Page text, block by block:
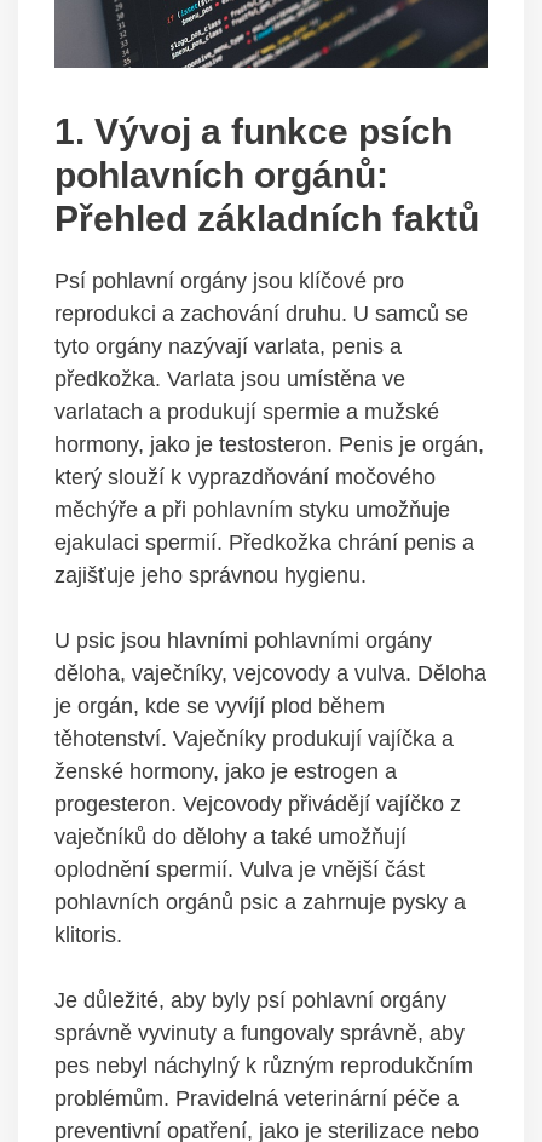
1. Vývoj a funkce ⁤psích
pohlavních orgánů:
Přehled základních faktů
Psí pohlavní orgány ⁤jsou klíčové‌ pro
reprodukci a zachování druhu. U samců se
tyto orgány‍ nazývají varlata, ‌penis a
předkožka. Varlata jsou umístěna ve
varlatach ‌a produkují ⁣spermie‌ a ​mužské‌
hormony, ​jako je testosteron. ⁤Penis je⁣ orgán,
který slouží k ⁤vyprazdňování močového
měchýře⁤ a při ‍pohlavním styku ⁣umožňuje
ejakulaci⁢ spermií. Předkožka‌ chrání penis a
zajišťuje ​jeho správnou hygienu.
U psic jsou hlavními pohlavními orgány
děloha, vaječníky,​ vejcovody ​a vulva.⁢ Děloha
je orgán, kde ⁢se vyvíjí plod během
těhotenství. Vaječníky produkují vajíčka a
ženské hormony, jako je estrogen ‌a
progesteron. Vejcovody přivádějí vajíčko z
‍vaječníků do dělohy‌ a‌ také ‌umožňují
oplodnění spermií. Vulva je vnější část⁤
pohlavních orgánů psic a zahrnuje ‌pysky a
klitoris.
Je ⁤důležité, aby byly psí pohlavní orgány
správně ​vyvinuty a⁤ fungovaly ⁢správně,​ aby
pes nebyl náchylný k‍ různým⁢ reprodukčním
problémům. Pravidelná veterinární péče a
preventivní opatření, jako⁤ je sterilizace nebo